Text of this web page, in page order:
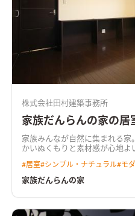
株式会社田村建築事務所
家族だんらんの家の居
家族みんなが自然に集まれる
かいぬくもりと素材感が心地よ
#居室#シンプル・ナチュラル#モ
家族だんらんの家